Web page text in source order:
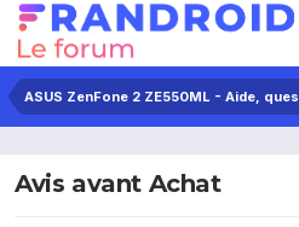
Avis avant Achat